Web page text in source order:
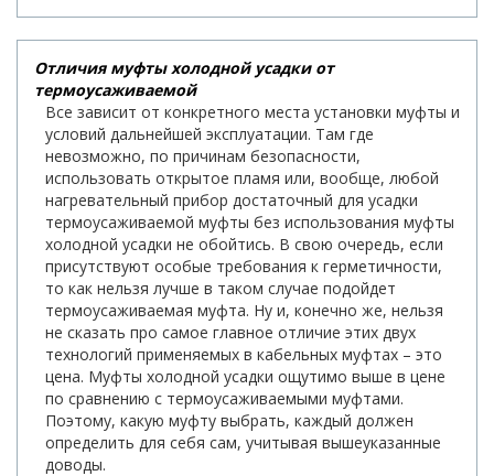
Отличия муфты холодной усадки от
термоусаживаемой
Все зависит от конкретного места установки муфты и
условий дальнейшей эксплуатации. Там где
невозможно, по причинам безопасности,
использовать открытое пламя или, вообще, любой
нагревательный прибор достаточный для усадки
термоусаживаемой муфты без использования муфты
холодной усадки не обойтись. В свою очередь, если
присутствуют особые требования к герметичности,
то как нельзя лучше в таком случае подойдет
термоусаживаемая муфта. Ну и, конечно же, нельзя
не сказать про самое главное отличие этих двух
технологий применяемых в кабельных муфтах – это
цена. Муфты холодной усадки ощутимо выше в цене
по сравнению с термоусаживаемыми муфтами.
Поэтому, какую муфту выбрать, каждый должен
определить для себя сам, учитывая вышеуказанные
доводы.